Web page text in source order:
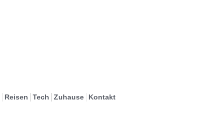
Reisen Tech Zuhause Kontakt